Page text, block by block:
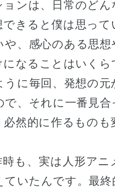
ンは、日常のどん
きると僕は思って
や、感心のある思想
なることはいくら
に毎回、発想の元
で、それに一番見合
然的に作るものも
も、実は人形アニ
ていたんです。最終